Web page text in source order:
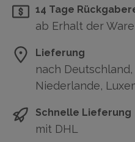
14 Tage
ab Erhalt der Ware
Lieferung
nach
Niederlande,
Schnelle Lieferung
mit DHL